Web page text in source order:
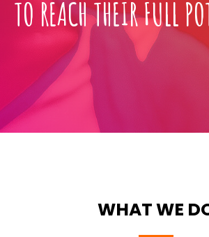
TO REACH THEIR FULL
WHAT WE